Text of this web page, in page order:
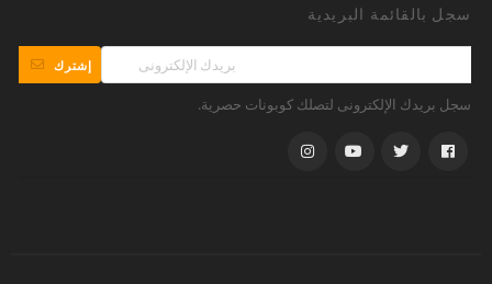
سجل بالقائمة البريدية
إشترك
سجل بريدك الإلكترونى لتصلك كوبونات حصرية.